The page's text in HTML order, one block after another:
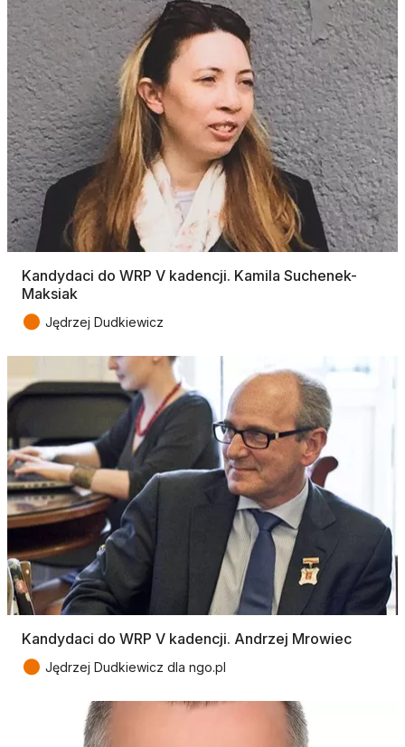
Kandydaci do WRP V kadencji. Kamila Suchenek-
Maksiak
● Jędrzej Dudkiewicz
Kandydaci do WRP V kadencji. Andrzej Mrowiec
● Jędrzej Dudkiewicz dla ngo.pl